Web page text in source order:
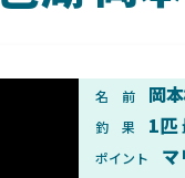
名 前 岡
釣 果 1匹
ポイント マ